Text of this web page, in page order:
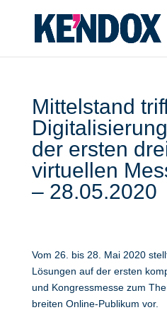
Mittelstand
der ersten
virtuellen
– 28.05.2020
Vom 26. bis 28. Mai 2020
Lösungen auf der ersten
und Kongressmesse zum
breiten Online-Publikum vor.